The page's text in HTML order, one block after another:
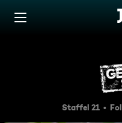
Zum Inhalt springen
Staffel 21